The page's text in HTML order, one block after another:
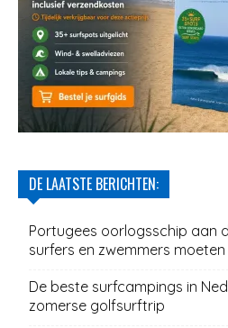
DE LAATSTE BERICHTEN:
Portugees oorlogsschip aan
surfers en zwemmers
De beste surfcampings in
zomerse golfsurftrip